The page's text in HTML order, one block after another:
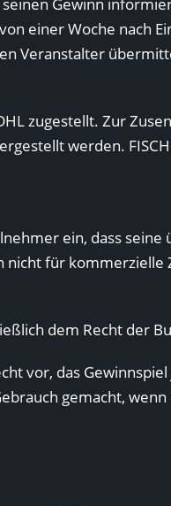
einer Woche nach
Veranstalter
zugestellt. Zur
werden.
ein, dass
für kommerzielle
dem Recht der
vor, das
gemacht,